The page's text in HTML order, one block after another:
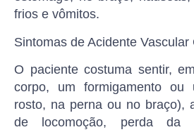
frios e vômitos.
Sintomas de Acidente Vascular
O paciente costuma sentir,
corpo, um formigamento ou
rosto, na perna ou no braço),
de locomoção, perda da